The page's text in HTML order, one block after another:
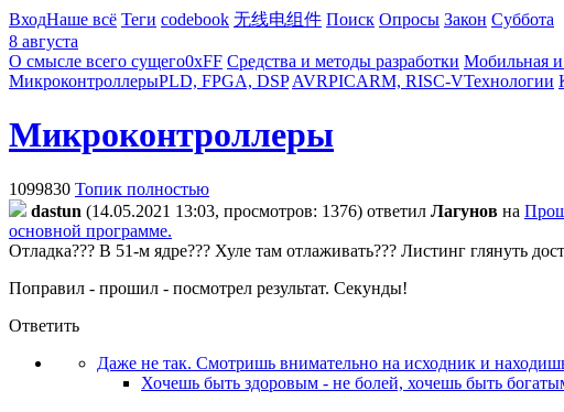
ВходНаше всё Теги codebook 无线电组件 Поиск Опросы Закон Суббота
8 августа
О смысле всего сущего0xFF Средства и методы разработки Мобильная и
МикроконтроллерыPLD, FPGA, DSP AVRPICARM, RISC-VТехнологии
Микроконтроллеры
1099830 Топик полностью
dastun (14.05.2021 13:03, просмотров: 1376) ответил Лaгyнoв на
основной программе.
Отладка??? В 51-м ядре??? Хуле там отлаживать??? Листинг глянуть
Поправил - прошил - посмотрел результат. Секунды!
Ответить
Даже не так. Смотришь внимательно на исходник и
Хочешь быть здоровым - не болей, хочешь быть